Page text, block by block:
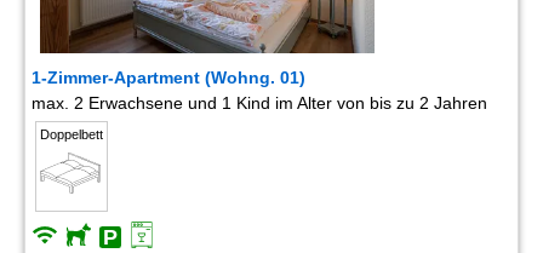
1-Zimmer-Apartment (Wohng. 01)
max. 2 Erwachsene und 1 Kind im Alter von bis zu 2 Jahren
Doppelbett